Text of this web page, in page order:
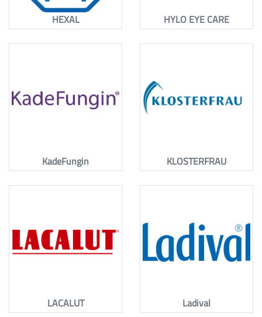
HEXAL HYLO EYE CARE
KadeFungin KLOSTERFRAU
LACALUT Ladival